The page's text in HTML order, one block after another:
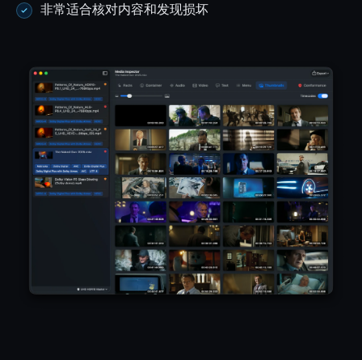
非常适合核对内容和发现损坏